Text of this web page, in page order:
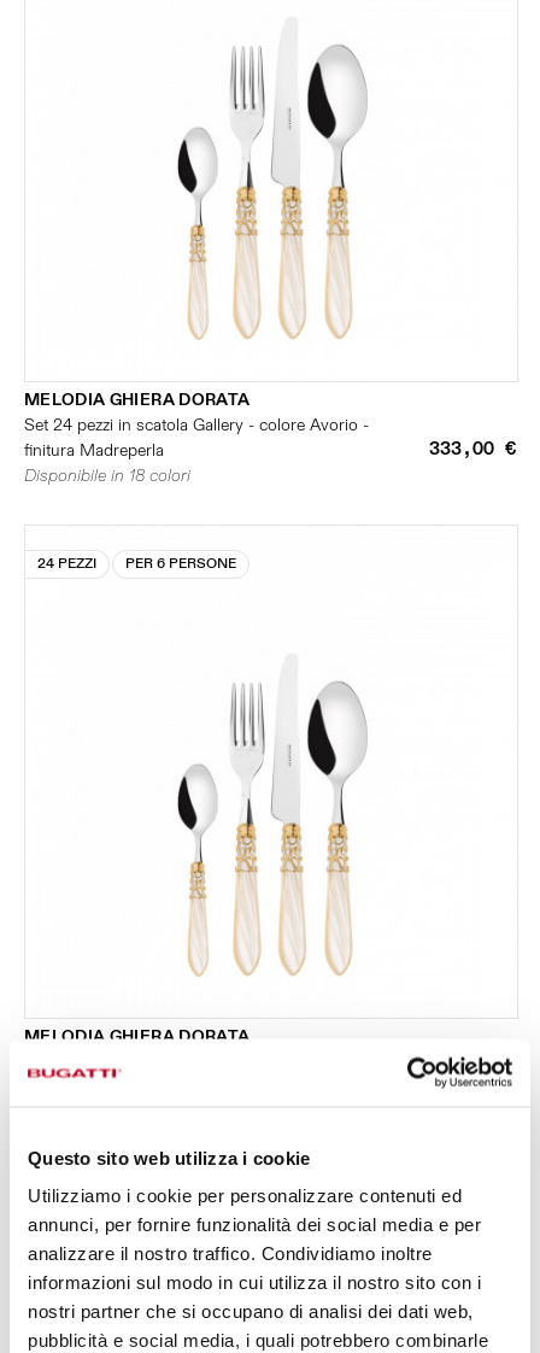
Questo sito web utilizza i cookie
Utilizziamo i cookie per personalizzare contenuti ed
annunci, per fornire funzionalità dei social media e per
analizzare il nostro traffico. Condividiamo inoltre
informazioni sul modo in cui utilizza il nostro sito con i
nostri partner che si occupano di analisi dei dati web,
pubblicità e social media, i quali potrebbero combinarle
MELODIA GHIERA DORATA
Set 24 pezzi in scatola Gallery - colore Avorio -
finitura Madreperla
333,00 €
Disponibile in 18 colori
24 PEZZI PER 6 PERSONE
MELODIA GHIERA DORATA
333,00 €
24 PEZZI PER 6 PERSONE